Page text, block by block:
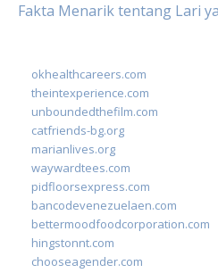
Fakta Menarik tentang Lari
okhealthcareers.com
theintexperience.com
unboundedthefilm.com
catfriends-bg.org
marianlives.org
waywardtees.com
pidfloorsexpress.com
bancodevenezuelaen.com
bettermoodfoodcorporation.com
hingstonnt.com
chooseagender.com